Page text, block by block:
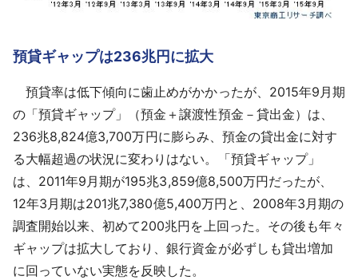
預貸ギャップは236兆円に拡大
預貸率は低下傾向に歯止めがかかったが、2015年9月期
の「預貸ギャップ」（預金＋譲渡性預金－貸出金）は、
236兆8,824億3,700万円に膨らみ、預金の貸出金に対す
る大幅超過の状況に変わりはない。「預貸ギャップ」
は、2011年9月期が195兆3,859億8,500万円だったが、
12年3月期は201兆7,380億5,400万円と、2008年3月期の
調査開始以来、初めて200兆円を上回った。その後も年々
ギャップは拡大しており、銀行資金が必ずしも貸出増加
に回っていない実態を反映した。